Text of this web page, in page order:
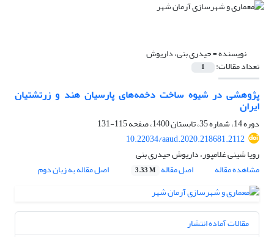
نویسنده =حیدری بنی، داریوش
تعداد مقالات: 1
پژوهشی در شیوه ساخت دخمه‌های پارسیان هند و زرتشتیان
ایران
دوره 14، شماره 35، تابستان 1400، صفحه
115-131
10.22034/aaud.2020.218681.2112
رویا شینی غلامپور، داریوش حیدری بنی
مشاهده مقاله
اصل مقاله 3.33 M اصل مقاله به زبان دوم
مقالات آماده انتشار